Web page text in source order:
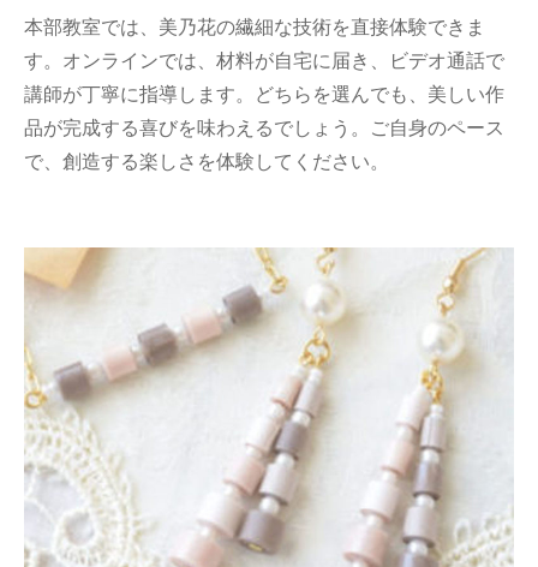
本部教室では、美乃花の繊細な技術を直接体験できま
す。オンラインでは、材料が自宅に届き、ビデオ通話で
講師が丁寧に指導します。どちらを選んでも、美しい作
品が完成する喜びを味わえるでしょう。ご自身のペース
で、創造する楽しさを体験してください。